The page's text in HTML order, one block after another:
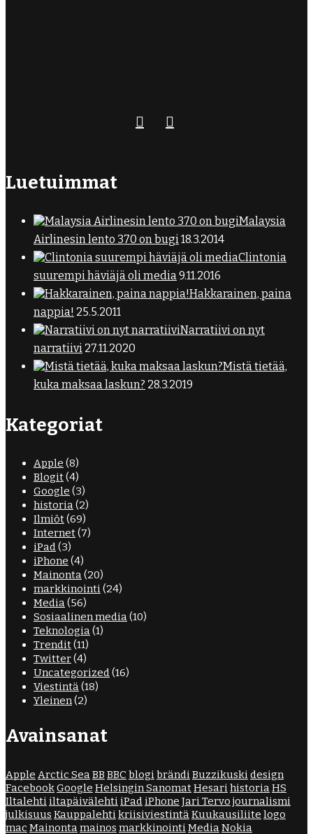
Luetuimmat
Malaysia
Airlinesin lento 370 on bugi18.3.2014
Clintonia
suurempi häviäjä oli media9.11.2016
Hakkarainen, paina
nappia! 25.5.2011
Narratiivi on nyt
narratiivi 27.11.2020
Mistä tietää,
kuka maksaa laskun? 28.3.2019
Kategoriat
Apple (8)
Blogit(4)
Google (3)
historia(2)
Ilmiöt(69)
Internet(7)
iPad(3)
iPhone (4)
Mainonta(20)
markkinointi(24)
Media(56)
Sosiaalinen media(10)
Teknologia(1)
Trendit(11)
Twitter(4)
Uncategorized(16)
Viestintä(18)
Yleinen(2)
Avainsanat
Apple Arctic SeaBB BBC blogibrändiBuzzikuskidesign
FacebookGoogle Helsingin SanomatHesarihistoriaHS
Iltalehti iltapäivälehti iPad iPhone Jari Tervo journalismi
julkisuus KauppalehtikriisiviestintäKuukausiliite logo
mac Mainontamainos markkinointiMediaNokia